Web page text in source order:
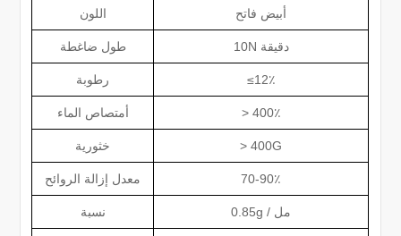
اللون أبيض فاتح
طول ضاغطة 10N دقيقة
رطوبة ≤12٪
أمتصاص الماء > 400٪
خثورية > 400G
معدل إزالة الروائح 70-90٪
نسبة 0.85g / مل